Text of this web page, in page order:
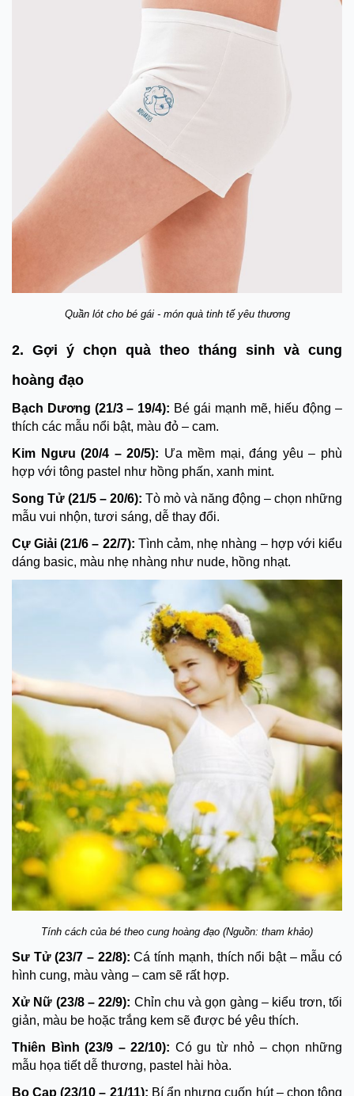
Quần lót cho bé gái - món quà tinh tế yêu thương
2. Gợi ý chọn quà theo tháng sinh và cung
hoàng đạo
Bạch Dương (21/3 – 19/4): Bé gái mạnh mẽ, hiếu động –
thích các mẫu nổi bật, màu đỏ – cam.
Kim Ngưu (20/4 – 20/5): Ưa mềm mại, đáng yêu – phù
hợp với tông pastel như hồng phấn, xanh mint.
Song Tử (21/5 – 20/6): Tò mò và năng động – chọn những
mẫu vui nhộn, tươi sáng, dễ thay đổi.
Cự Giải (21/6 – 22/7): Tình cảm, nhẹ nhàng – hợp với kiểu
dáng basic, màu nhẹ nhàng như nude, hồng nhạt.
Tính cách của bé theo cung hoàng đạo (Nguồn: tham khảo)
Sư Tử (23/7 – 22/8): Cá tính mạnh, thích nổi bật – mẫu có
hình cung, màu vàng – cam sẽ rất hợp.
Xử Nữ (23/8 – 22/9): Chỉn chu và gọn gàng – kiểu trơn, tối
giản, màu be hoặc trắng kem sẽ được bé yêu thích.
Thiên Bình (23/9 – 22/10): Có gu từ nhỏ – chọn những
mẫu họa tiết dễ thương, pastel hài hòa.
Bọ Cạp (23/10 – 21/11): Bí ẩn nhưng cuốn hút – chọn tông